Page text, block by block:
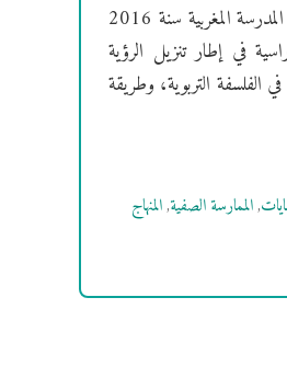
المنهاج المنقح لمادة التربية الإسلامية (2016 وما بعده): قراءة تحليلية مبسطة للأساتذة والمهتمين شهدت المدرسة المغربية سنة 2016
في إطار تنزيل الرؤية
عميق في الفلسفة التربوية، وطريقة
,الممارسة الصفية,المنهاج